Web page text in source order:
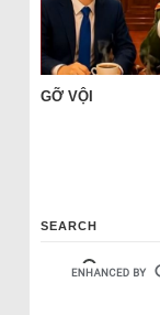
GỠ VỘI
SEARCH